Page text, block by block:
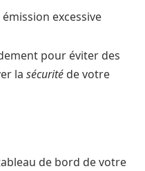
excessive
pour éviter des
la sécurité de votre
de bord de votre